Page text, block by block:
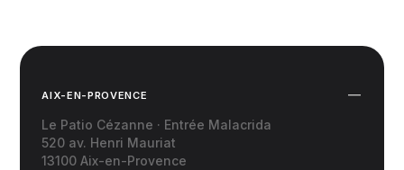
AIX-EN-PROVENCE
Le Patio Cézanne · Entrée Malacrida
520 av. Henri Mauriat
13100 Aix-en-Provence